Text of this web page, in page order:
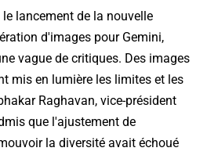
lancement de la nouvelle
d'images pour Gemini,
vague de critiques. Des images
mis en lumière les limites et les
Raghavan, vice-président
que l'ajustement de
la diversité avait échoué